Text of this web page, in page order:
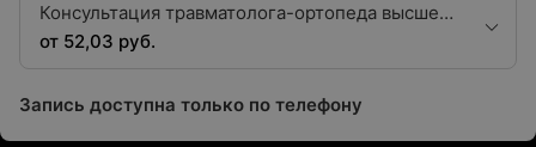
Консультация травматолога-ортопеда высшей
категории
от 52,03 руб.
Запись доступна только по телефону